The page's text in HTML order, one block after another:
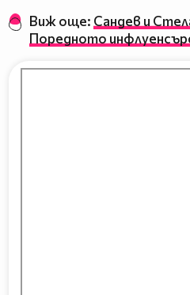
Виж още: Сандев и
Поредното